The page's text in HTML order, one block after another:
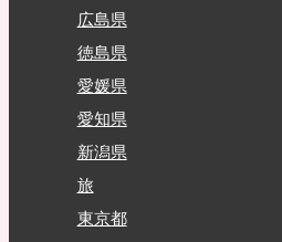
広島県
徳島県
愛媛県
愛知県
新潟県
旅
東京都